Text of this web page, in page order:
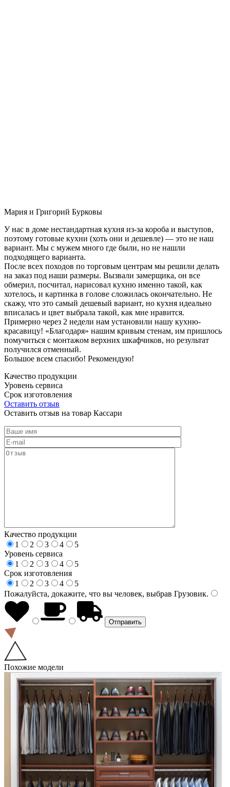
Мария и Григорий Бурковы
У нас в доме нестандартная кухня из-за короба и выступов,
поэтому готовые кухни (хоть они и дешевле) — это не наш
вариант. Мы с мужем много где были, но не нашли
подходящего варианта.
После всех походов по торговым центрам мы решили делать
на заказ под наши размеры. Вызвали замерщика, он все
обмерил, посчитал, нарисовал кухню именно такой, как
хотелось, и картинка в голове сложилась окончательно. Не
скажу, что это самый дешевый вариант, но кухня идеально
вписалась и цвет выбрала такой, как мне нравится.
Примерно через 2 недели нам установили нашу кухню-
красавицу! «Благодаря» нашим кривым стенам, им пришлось
помучиться с монтажом верхних шкафчиков, но результат
получился отменный.
Большое всем спасибо! Рекомендую!
Качество продукции
Уровень сервиса
Срок изготовления
Оставить отзыв
Оставить отзыв на товар Кассари
Качество продукции
1
2 3 4
5
Уровень сервиса
1
2 3 4
5
Срок изготовления
1
2 3 4
5
Пожалуйста, докажите, что вы человек, выбрав Грузовик.
Похожие модели